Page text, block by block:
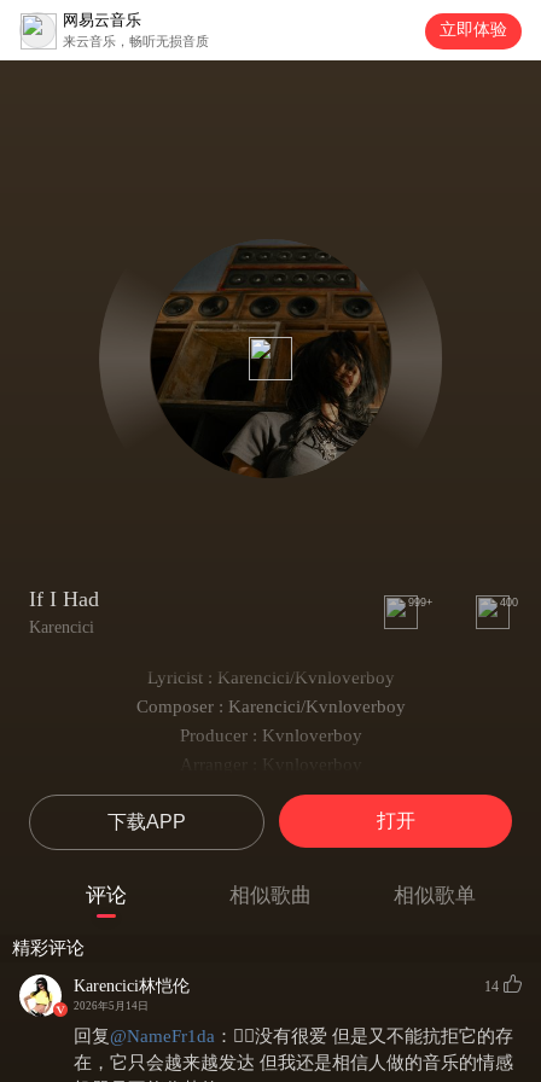
网易云音乐
来云音乐，畅听无损音质
立即体验
If I Had
Karencici
999+ 400
Lyricist : Karencici/Kvnloverboy
Composer : Karencici/Kvnloverboy
Producer : Kvnloverboy
Arranger : Kvnloverboy
Vocal Producer : Kvnloverboy/Karencici
Backing Vocals : Kvnloverboy/Karencici
Recording Engineer : Kvnloverboy
Mixing Engineer : Adam Lunn
I just wanna be right here
Wanna be next to you
Yeah
下载APP 打开
评论 相似歌曲 相似歌单
精彩评论
Karencici林恺伦
2026年5月14日
14
回复@NameFr1da ： 😮‍💨没有很爱 但是又不能抗拒它的存
在，它只会越来越发达 但我还是相信人做的音乐的情感